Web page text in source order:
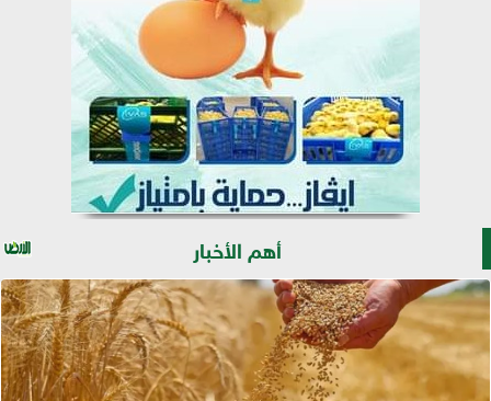
أهم الأخبار